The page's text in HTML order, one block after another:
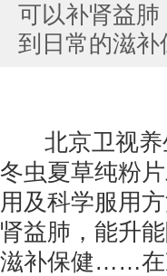
可以补肾益
到日常的滋
北京卫视养
冬虫夏草纯粉
用及科学服用
肾益肺，能升
滋补保健……在